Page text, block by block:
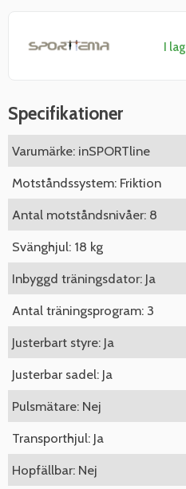
I
Specifikationer
Varumärke: inSPORTline
Motståndssystem: Friktion
Antal motståndsnivåer: 8
Svänghjul: 18 kg
Inbyggd träningsdator: Ja
Antal träningsprogram: 3
Justerbart styre: Ja
Justerbar sadel: Ja
Pulsmätare: Nej
Transporthjul: Ja
Hopfällbar: Nej